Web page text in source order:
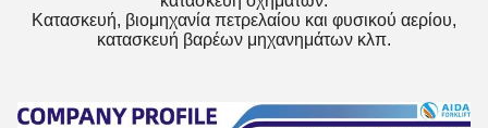
Κατασκευή, βιομηχανία πετρελαίου και φυσικού αερίου,
κατασκευή βαρέων μηχανημάτων κλπ.